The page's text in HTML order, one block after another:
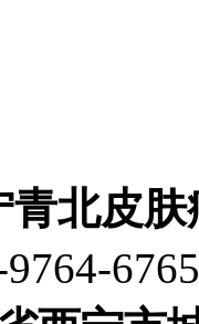
青北皮肤